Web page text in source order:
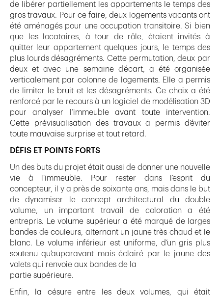
de libérer partiellement les appartements le temps des
gros travaux. Pour ce faire, deux logements vacants ont
été aménagés pour une occupation transitoire. Si bien
que les locataires, à tour de rôle, étaient invités à
quitter leur appartement quelques jours, le temps des
plus lourds désagréments. Cette permutation, deux par
deux et avec une semaine d’écart, a été organisée
verticalement par colonne de logements. Elle a permis
de limiter le bruit et les désagréments. Ce choix a été
renforcé par le recours à un logiciel de modélisation 3D
pour analyser l’immeuble avant toute intervention.
Cette prévisualisation des travaux a permis d’éviter
toute mauvaise surprise et tout retard.
DÉFIS ET POINTS FORTS
Un des buts du projet était aussi de donner une nouvelle
vie à l’immeuble. Pour rester dans l’esprit du
concepteur, il y a près de soixante ans, mais dans le but
de dynamiser le concept architectural du double
volume, un important travail de coloration a été
entrepris. Le volume supérieur a été marqué de larges
bandes de couleurs, alternant un jaune très chaud et le
blanc. Le volume inférieur est uniforme, d’un gris plus
soutenu qu’auparavant mais éclairé par le jaune des
volets qui renvoie aux bandes de la
partie supérieure.
Enfin, la césure entre les deux volumes, qui était